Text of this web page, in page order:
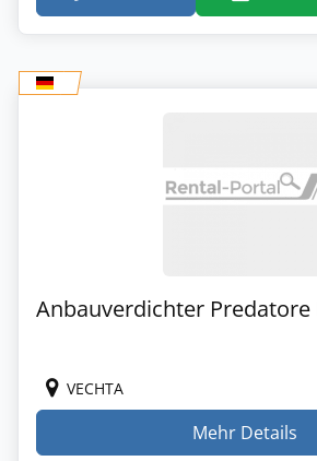
Anbauverdichter Predatore
VECHTA
Mehr Details